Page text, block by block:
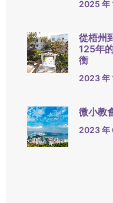
2025 年
從梧州
125年
衡
2023 年
微小教
2023 年